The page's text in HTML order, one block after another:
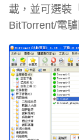
載，並可選裝
BitTorrent/電